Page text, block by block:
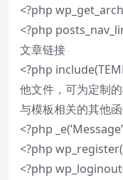
<?php
<?php
文章链接
<?php
他文件，可为定制
与模板相关的其他
<?php
<?php
<?php